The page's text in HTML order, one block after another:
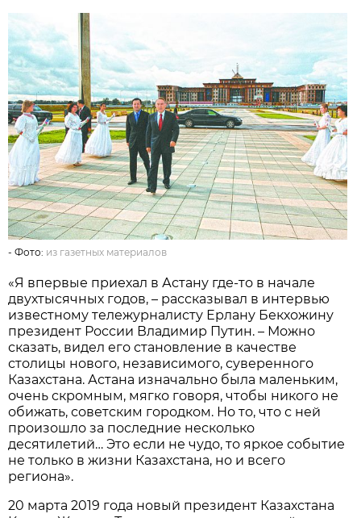
- Фото: из газетных материалов
«Я впервые приехал в Астану где-то в начале
двухтысячных годов, – рассказывал в интервью
известному тележурналисту Ерлану Бекхожину
президент России Владимир Путин. – Можно
сказать, видел его становление в качестве
столицы нового, независимого, суверенного
Казахстана. Астана изначально была маленьким,
очень скромным, мягко говоря, чтобы никого не
обижать, советским городком. Но то, что с ней
произошло за последние несколько
десятилетий… Это если не чудо, то яркое событие
не только в жизни Казахстана, но и всего
региона».
20 марта 2019 года новый президент Казахстана